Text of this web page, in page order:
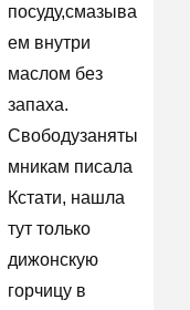
посуду,смазыва
ем внутри
маслом без
запаха.
Свободузаняты
мникам писала
Кстати, нашла
тут только
дижонскую
горчицу в